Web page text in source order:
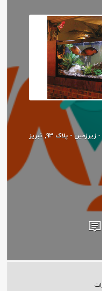
- پلاک 93, تبریز